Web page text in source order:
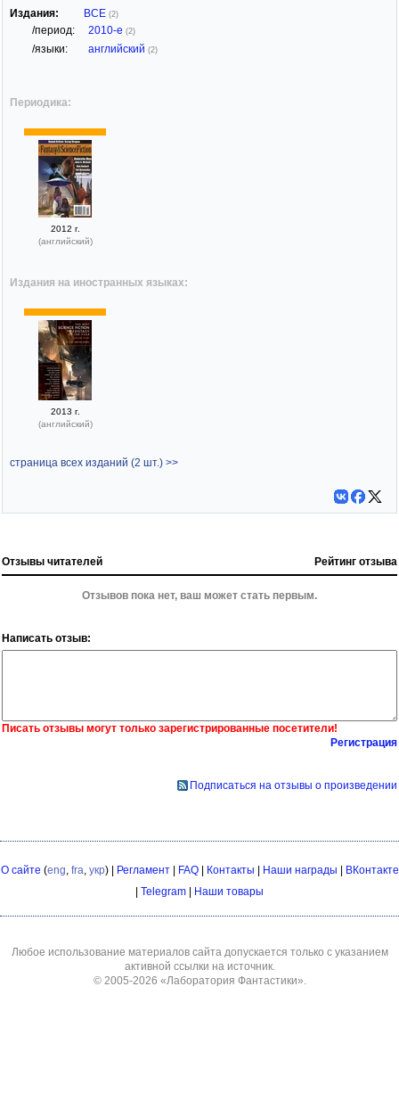
Издания: ВСЕ (2)
/период: 2010-е (2)
/языки: английский (2)
Периодика:
2012 г.
(английский)
Издания на иностранных языках:
2013 г.
(английский)
страница всех изданий (2 шт.) >>
Отзывы читателей Рейтинг отзыва
Отзывов пока нет, ваш может стать первым.
Написать отзыв:
Писать отзывы могут только зарегистрированные посетители!
Регистрация
Подписаться на отзывы о произведении
О сайте (eng fra укр) | Регламент| FAQ| Контакты | Наши награды | ВКонтакте
| Telegram | Наши товары
Любое использование материалов сайта допускается только с указанием
активной ссылки на источник.
© 2005-2026 «Лаборатория Фантастики»